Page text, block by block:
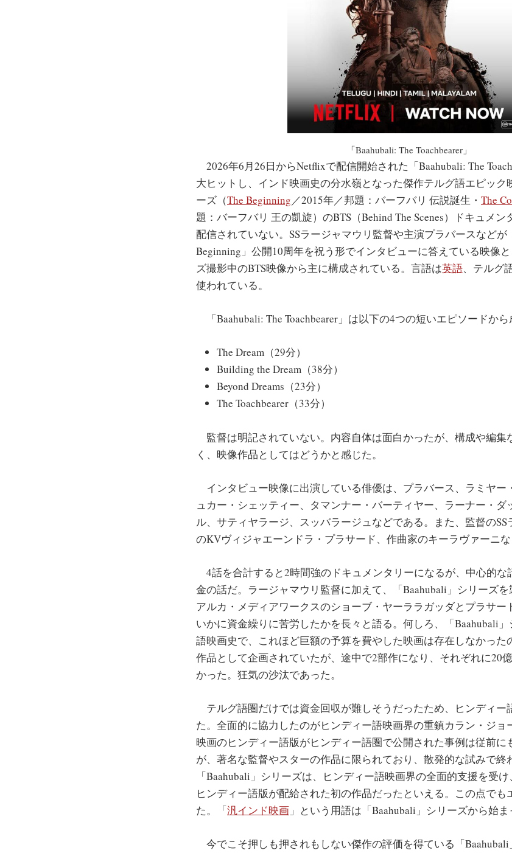
「Baahubali: The Toachbearer」
2026年6月26日からNetflixで配信開始された「Baahubali: The
大ヒットし、インド映画史の分水嶺となった傑作テルグ語エピック
ーズ（The Beginning／2015年／邦題：バーフバリ 伝説誕生・ The
題：バーフバリ 王の凱旋）のBTS（Behind The Scenes）ドキュメ
配信されていない。SSラージャマウリ監督や主演プラバースなどが
Beginning」公開10周年を祝う形でインタビューに答えている映像
ズ撮影中のBTS映像から主に構成されている。言語は英語、テルグ語
使われている。
「Baahubali: The Toachbearer」は以下の4つの短いエピソードから
The Dream（29分）
Building the Dream（38分）
Beyond Dreams（23分）
The Toachbearer（33分）
監督は明記されていない。内容自体は面白かったが、構成や編集
く、映像作品としてはどうかと感じた。
インタビュー映像に出演している俳優は、プラバース、ラミヤー
ュカー・シェッティー、タマンナー・バーティヤー、ラーナー・ダ
ル、サティヤラージ、スッバラージュなどである。また、監督の
のKVヴィジャエーンドラ・プラサード、作曲家のキーラヴァーニな
4話を合計すると2時間強のドキュメンタリーになるが、中心的な
金の話だ。ラージャマウリ監督に加えて、「Baahubali」シリーズ
アルカ・メディアワークスのショーブ・ヤーララガッダとプラサー
いかに資金繰りに苦労したかを長々と語る。何しろ、「Baahubali
語映画史で、これほど巨額の予算を費やした映画は存在しなかった
作品として企画されていたが、途中で2部作になり、それぞれに20
かった。狂気の沙汰であった。
テルグ語圏だけでは資金回収が難しそうだったため、ヒンディー
た。全面的に協力したのがヒンディー語映画界の重鎮カラン・ジョ
映画のヒンディー語版がヒンディー語圏で公開された事例は従前に
が、著名な監督やスターの作品に限られており、散発的な試みで終
「Baahubali」シリーズは、ヒンディー語映画界の全面的支援を受
ヒンディー語版が配給された初の作品だったといえる。この点でも
た。「汎インド映画 」という用語は「Baahubali」シリーズから始ま
今でこそ押しも押されもしない傑作の評価を得ている「Baahubali